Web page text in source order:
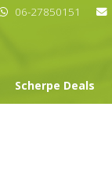
06-27850151
Scherpe Deals